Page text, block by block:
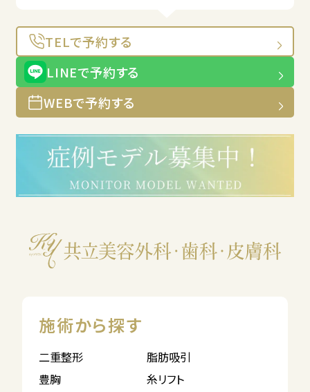
TELで予約する
LINEで予約する
WEBで予約する
施術から探す
二重整形
脂肪吸引
豊胸
糸リフト